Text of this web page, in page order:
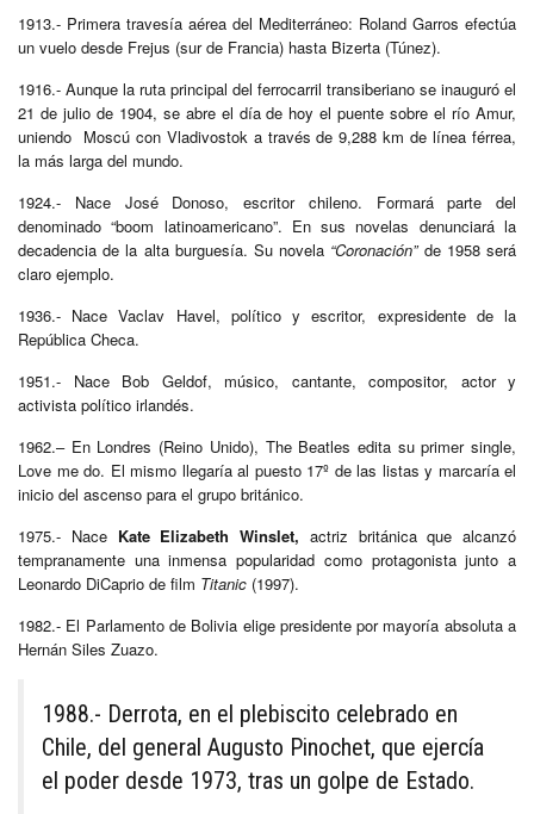
1913.- Primera travesía aérea del Mediterráneo: Roland Garros efectúa
un vuelo desde Frejus (sur de Francia) hasta Bizerta (Túnez).
1916.- Aunque la ruta principal del ferrocarril transiberiano se inauguró el
21 de julio de 1904, se abre el día de hoy el puente sobre el río Amur,
uniendo Moscú con Vladivostok a través de 9,288 km de línea férrea,
la más larga del mundo.
1924.- Nace José Donoso, escritor chileno. Formará parte del
denominado “boom latinoamericano”. En sus novelas denunciará la
decadencia de la alta burguesía. Su novela “Coronación”de 1958 será
claro ejemplo.
1936.- Nace Vaclav Havel, político y escritor, expresidente de la
República Checa.
1951.- Nace Bob Geldof, músico, cantante, compositor, actor y
activista político irlandés.
1962.– En Londres (Reino Unido), The Beatles edita su primer single,
Love me do. El mismo llegaría al puesto 17º de las listas y marcaría el
inicio del ascenso para el grupo británico.
1975.- Nace Kate Elizabeth Winslet, actriz británica que alcanzó
tempranamente una inmensa popularidad como protagonista junto a
Leonardo DiCaprio de film Titanic (1997).
1982.- El Parlamento de Bolivia elige presidente por mayoría absoluta a
Hernán Siles Zuazo.
1988.- Derrota, en el plebiscito celebrado en
Chile, del general Augusto Pinochet, que ejercía
el poder desde 1973, tras un golpe de Estado.